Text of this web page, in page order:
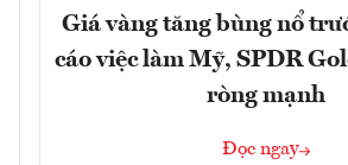
Giá vàng tăng bùng nổ
cáo việc làm Mỹ, SPDR
ròng mạnh
Đọc ngay